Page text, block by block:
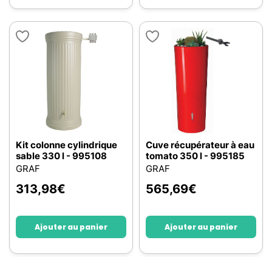
Kit colonne cylindrique
sable 330 l - 995108
GRAF
313,98€
Ajouter au panier
Cuve récupérateur à eau
tomato 350 l - 995185
GRAF
565,69€
Ajouter au panier